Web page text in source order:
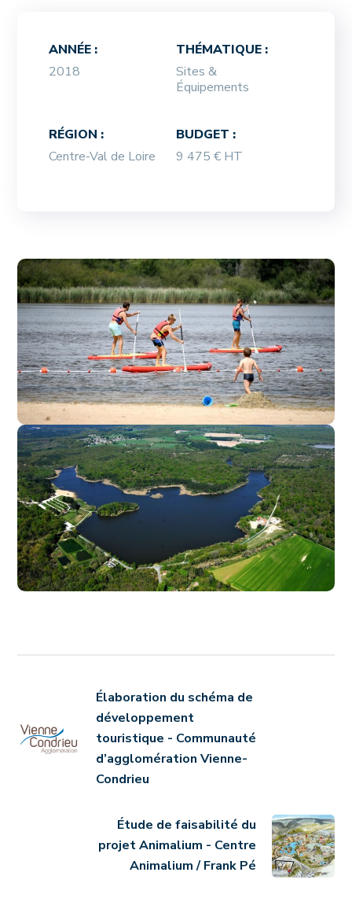
ANNÉE :
2018
THÉMATIQUE :
Sites &
Équipements
RÉGION :
Centre-Val de Loire
BUDGET :
9 475 € HT
Élaboration du schéma de
développement
touristique - Communauté
d’agglomération Vienne-
Condrieu
Étude de faisabilité du
projet Animalium - Centre
Animalium / Frank Pé